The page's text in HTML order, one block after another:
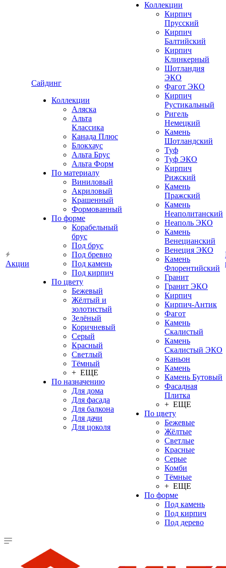
Акции
Сайдинг
Коллекции
Аляска
Альта
Классика
Канада Плюс
Блокхаус
Альта Брус
Альта Форм
По материалу
Виниловый
Акриловый
Крашенный
Формованный
По форме
Корабельный
брус
Под брус
Под бревно
Под камень
Под кирпич
По цвету
Бежевый
Жёлтый и
золотистый
Зелёный
Коричневый
Серый
Красный
Светлый
Тёмный
+ ЕЩЕ
По назначению
Для дома
Для фасада
Для балкона
Для дачи
Для цоколя
Коллекции
Кирпич
Прусский
Кирпич
Балтийский
Кирпич
Клинкерный
Шотландия
ЭКО
Фагот ЭКО
Кирпич
Рустикальный
Ригель
Немецкий
Камень
Шотландский
Туф
Туф ЭКО
Кирпич
Рижский
Камень
Пражский
Камень
Неаполитанский
Неаполь ЭКО
Камень
Венецианский
Венеция ЭКО
Камень
Флорентийский
Гранит
Гранит ЭКО
Кирпич
Кирпич-Антик
Фагот
Камень
Скалистый
Камень
Скалистый ЭКО
Каньон
Камень
Камень Бутовый
Фасадная
Плитка
+ ЕЩЕ
По цвету
Бежевые
Жёлтые
Светлые
Красные
Серые
Комби
Тёмные
+ ЕЩЕ
По форме
Под камень
Под кирпич
Под дерево